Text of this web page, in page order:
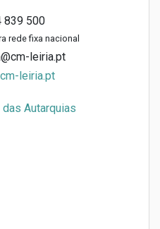
839 500
rede fixa nacional
leiria.pt
leiria.pt
Autarquias